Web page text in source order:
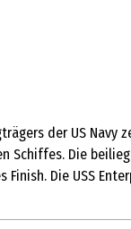
der US
Schiffes. Die
Die USS